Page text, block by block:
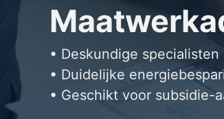
• Deskundige specialisten
• Duidelijke
• Geschikt voor subsidie-